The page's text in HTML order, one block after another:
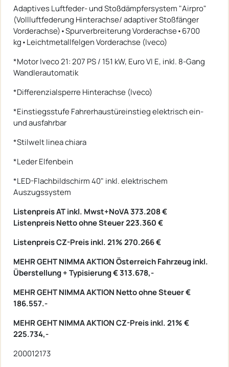
Adaptives Luftfeder- und Stoßdämpfersystem "Airpro"
(Vollluftfederung Hinterachse/ adaptiver Stoßfänger
Vorderachse)•Spurverbreiterung Vorderachse•6700
kg•Leichtmetallfelgen Vorderachse (Iveco)
*Motor Iveco 21: 207 PS / 151 kW, Euro VI E, inkl. 8-Gang
Wandlerautomatik
*Differenzialsperre Hinterachse (Iveco)
*Einstiegsstufe Fahrerhaustüreinstieg elektrisch ein-
und ausfahrbar
*Stilwelt linea chiara
*Leder Elfenbein
*LED-Flachbildschirm 40" inkl. elektrischem
Auszugssystem
Listenpreis AT inkl. Mwst+NoVA 373.208 €
Listenpreis Netto ohne Steuer223.360 €
Listenpreis CZ-Preis inkl. 21% 270.266 €
MEHR GEHT NIMMA AKTION Österreich Fahrzeug inkl.
Überstellung + Typisierung € 313.678,-
MEHR GEHT NIMMA AKTION Netto ohne Steuer €
186.557.-
MEHR GEHT NIMMA AKTION CZ-Preis inkl. 21% €
225.734,-
200012173